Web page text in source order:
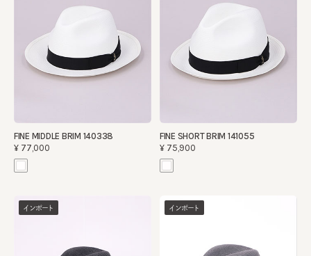
FINE MIDDLE BRIM 140338
¥77,000
FINE SHORT BRIM 141055
¥75,900
インポート インポート